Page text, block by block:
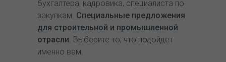
бухгалтера, кадровика, специалиста по
закупкам. Специальные предложения
для строительной и промышленной
отрасли. Выберите то, что подойдет
именно вам.